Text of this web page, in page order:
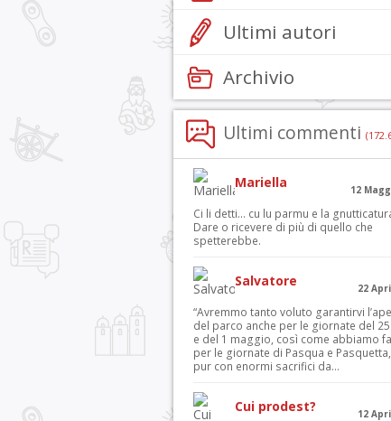
Ultimi autori
Archivio
Ultimi commenti
Mariella
12
Ci li detti… cu lu parmu e la
Dare o ricevere di più di quello che
spetterebbe.
Salvatore
22
“Avremmo tanto voluto garantirvi
del parco anche per le giornate del
e del 1 maggio, così come abbiamo
per le giornate di Pasqua e
pur con enormi sacrifici da...
Cui prodest?
12